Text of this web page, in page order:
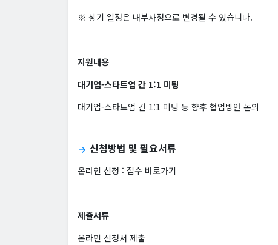
※ 상기 일정은 내부사정으로 변경될 수 있습니다.
지원내용
대기업-스타트업 간 1:1 미팅
대기업-스타트업 간 1:1 미팅 등 향후 협업방안 논의
arrow_forward 신청방법 및 필요서류
온라인 신청 : 접수 바로가기
제출서류
온라인 신청서 제출